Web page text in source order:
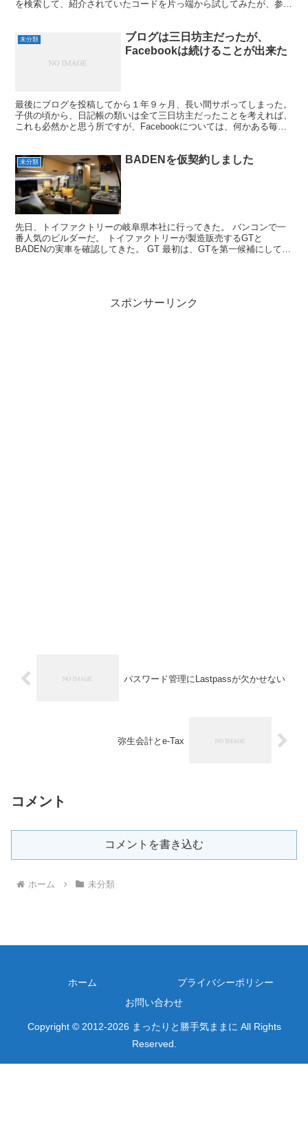
を検索して、紹介されていたコードを片っ端から試してみたが、参考
未分類
ブログは三日坊主だったが、
Facebookは続けることが出来た
最後にブログを投稿してから１年９ヶ月、長い間サボってしまった。
子供の頃から、日記帳の類いは全て三日坊主だったことを考えれば、
これも必然かと思う所ですが、Facebookについては、何かある毎
未分類 BADENを仮契約しました
先日、トイファクトリーの岐阜県本社に行ってきた。 バンコンで一
番人気のビルダーだ。 トイファクトリーが製造販売するGTと
BADENの実車を確認してきた。 GT 最初は、GTを第一候補にしてい
スポンサーリンク
パスワード管理にLastpassが欠かせない
弥生会計とe-Tax
コメント
コメントを書き込む
ホーム 未分類
ホーム
プライバシーポリシー
お問い合わせ
Copyright © 2012-2026 まったりと勝手気ままに All Rights
Reserved.